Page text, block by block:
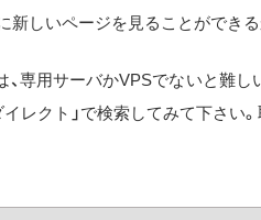
新しいページを見ることができる
専用サーバかVPSでないと難し
レクト」で検索してみて下さい